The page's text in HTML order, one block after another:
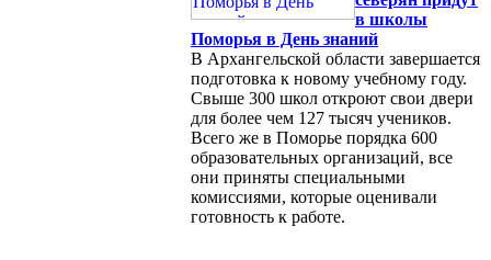
в школы
Поморья в День знаний
В Архангельской области завершается
подготовка к новому учебному году.
Свыше 300 школ откроют свои двери
для более чем 127 тысяч учеников.
Всего же в Поморье порядка 600
образовательных организаций, все
они приняты специальными
комиссиями, которые оценивали
готовность к работе.